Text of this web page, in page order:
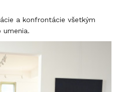
a konfrontácie všetkým